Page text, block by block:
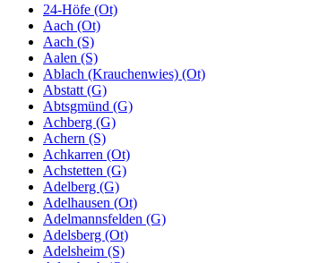
24-Höfe (Ot)
Aach (Ot)
Aach (S)
Aalen (S)
Ablach (Krauchenwies) (Ot)
Abstatt (G)
Abtsgmünd (G)
Achberg (G)
Achern (S)
Achkarren (Ot)
Achstetten (G)
Adelberg (G)
Adelhausen (Ot)
Adelmannsfelden (G)
Adelsberg (Ot)
Adelsheim (S)